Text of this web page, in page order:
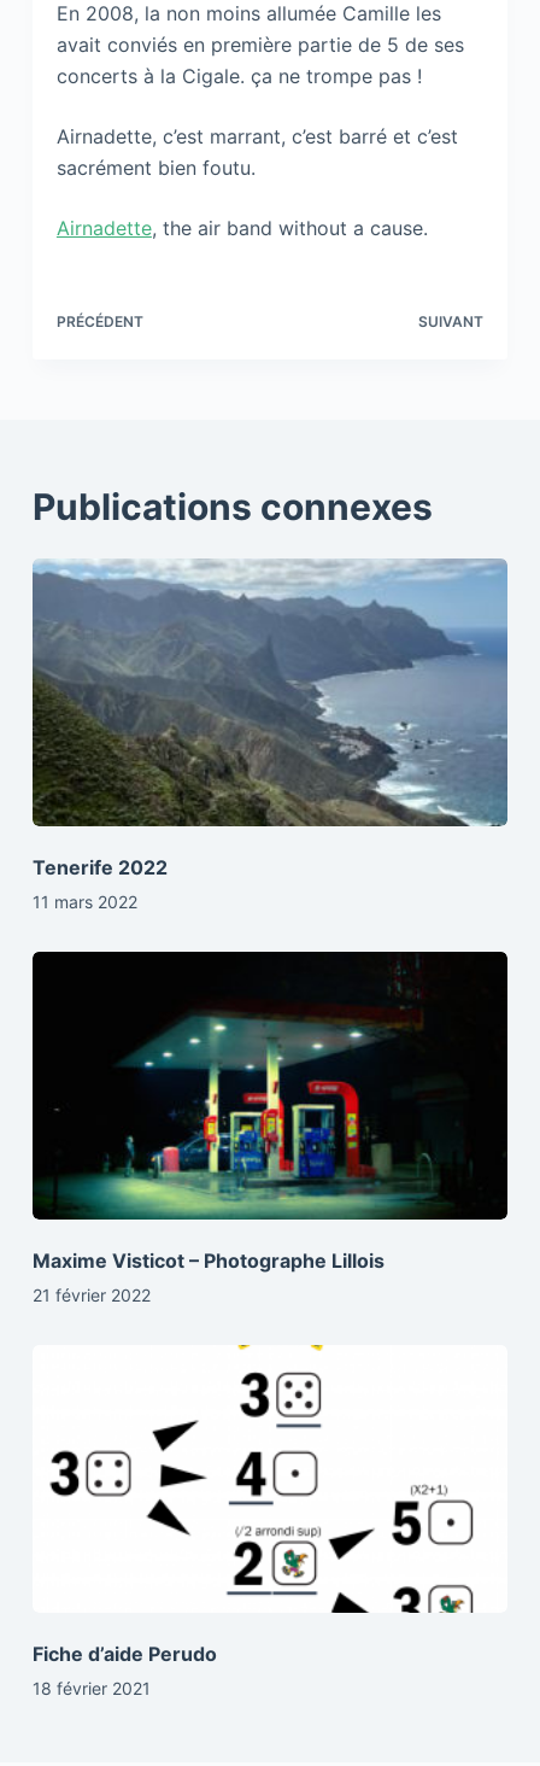
En 2008, la non moins allumée Camille les
avait conviés en première partie de 5 de ses
concerts à la Cigale. ça ne trompe pas !
Airnadette, c’est marrant, c’est barré et c’est
sacrément bien foutu.
Airnadette, the air band without a cause.
PRÉCÉDENT SUIVANT
Publications connexes
Tenerife 2022
11 mars 2022
Maxime Visticot – Photographe Lillois
21 février 2022
Fiche d’aide Perudo
18 février 2021